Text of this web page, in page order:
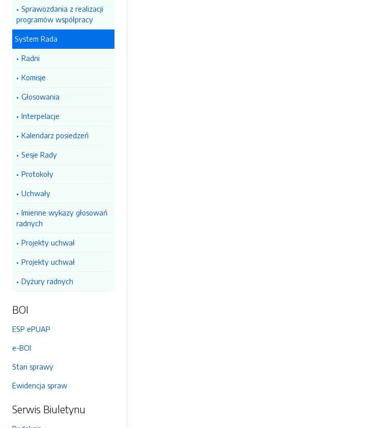
Sprawozdania z realizacji
programów współpracy
System Rada
Radni
Komisje
Głosowania
Interpelacje
Kalendarz posiedzeń
Sesje Rady
Protokoły
Uchwały
Imienne wykazy głosowań
radnych
Projekty uchwał
Projekty uchwał
Dyżury radnych
BOI
ESP ePUAP
e-BOI
Stan sprawy
Ewidencja spraw
Serwis Biuletynu